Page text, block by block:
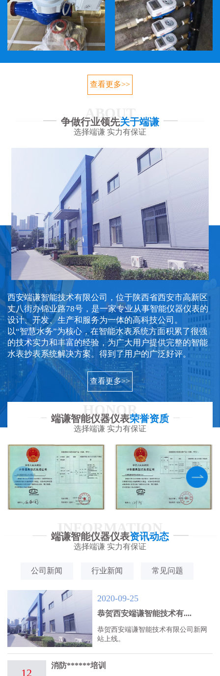
查看更多>>
ABOUT
争做行业领先关于端谦
选择端谦 实力有保证
西安端谦智能技术有限公司，位于陕西省西安市高新区
丈八街办锦业路78号，是一家专业从事智能仪器仪表的
设计、开发、生产和服务为一体的高科技公司。
以“智慧水务”为核心，在智能水表系统方面积累了很强
的技术实力和丰富的经验，为广大用户提供完整的智能
水表抄表系统解决方案。得到了用户的广泛好评。
查看更多>>
HONOR
端谦智能仪器仪表荣誉资质
选择端谦 实力有保证
INFORMATION
端谦智能仪器仪表资讯动态
选择端谦 实力有保证
公司新闻 行业新闻 常见问题
2020-09-25
恭贺西安端谦智能技术有....
恭贺西安端谦智能技术有限公司新网
站上线。
12
消防******培训